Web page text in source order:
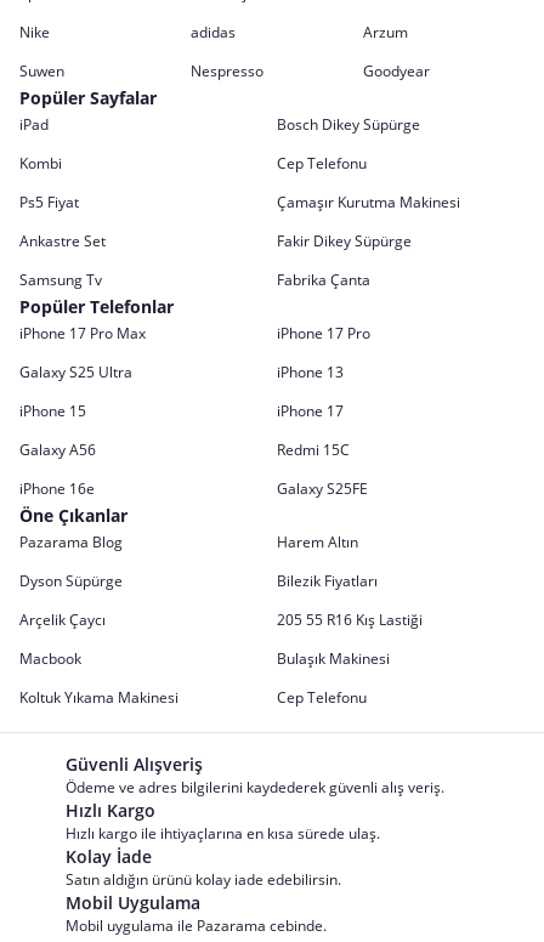
Nike
adidas
Arzum
Suwen
Nespresso Goodyear
Popüler Sayfalar
iPad
Bosch Dikey Süpürge
Kombi
Cep Telefonu
Ps5 Fiyat
Çamaşır Kurutma Makinesi
Ankastre Set
Fakir Dikey Süpürge
Samsung Tv
Fabrika Çanta
Popüler Telefonlar
iPhone 17 Pro Max
iPhone 17 Pro
Galaxy S25 Ultra
iPhone 13
iPhone 15
iPhone 17
Galaxy A56
Redmi 15C
iPhone 16e
Galaxy S25FE
Öne Çıkanlar
Pazarama Blog
Harem Altın
Dyson Süpürge
Bilezik Fiyatları
Arçelik Çaycı
205 55 R16 Kış Lastiği
Macbook
Bulaşık Makinesi
Koltuk Yıkama Makinesi
Cep Telefonu
Güvenli Alışveriş
Ödeme ve adres bilgilerini kaydederek güvenli alış veriş.
Hızlı Kargo
Hızlı kargo ile ihtiyaçlarına en kısa sürede ulaş.
Kolay İade
Satın aldığın ürünü kolay iade edebilirsin.
Mobil Uygulama
Mobil uygulama ile Pazarama cebinde.